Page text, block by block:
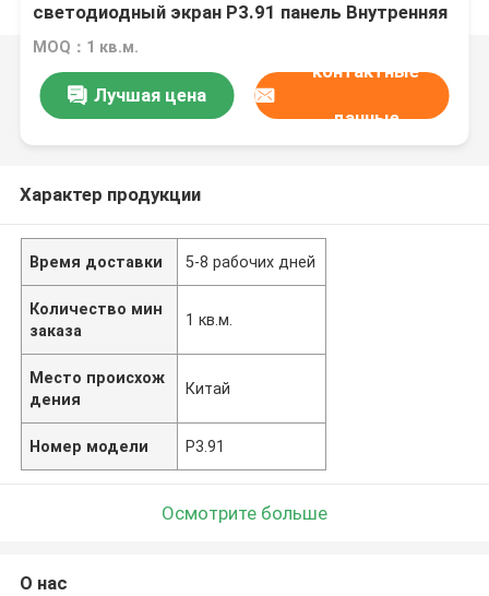
светодиодный экран P3.91 панель Внутренняя
видеостенка для стеклянных окон
MOQ：1 кв.м.
Лучшая цена
контактные
данные
Характер продукции
Время доставки 5-8 рабочих дней
Количество мин
заказа
1 кв.м.
Место происхож
дения
Китай
Номер модели P3.91
Осмотрите больше
О нас